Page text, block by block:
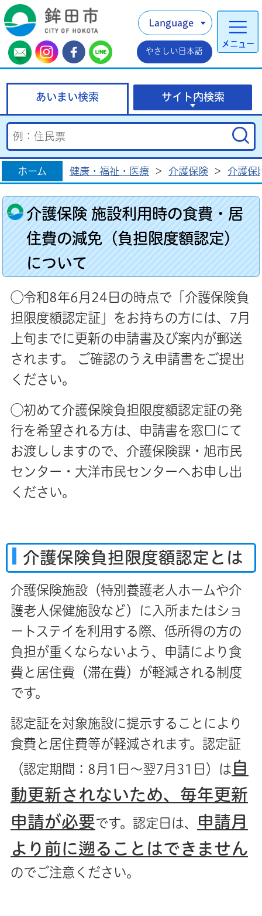
メニュー
Language
やさしい日本語
あいまい検索 サイト内検索
ホーム 健康・福祉・医療 > 介護保険 > 介護保
介護保険 施設利用時の食費・居
住費の減免（負担限度額認定）
について
◯令和8年6月24日の時点で「介護保険負
担限度額認定証」をお持ちの方には、 7月
上旬までに更新の申請書及び案内が郵送
されます。 ご確認のうえ申請書をご提出
ください。
◯初めて介護保険負担限度額認定証の発
行を希望される方は、 申請書を窓口にて
お渡ししますので、介護保険課・旭市民
センター・大洋市民センターへお申し出
ください。
介護保険負担限度額認定とは
介護保険施設（特別養護老人ホームや介
護老人保健施設など）に入所またはショ
ートステイを利用する際、低所得の方の
負担が重くならないよう、申請により食
費と居住費（滞在費）が軽減される制度
です。
認定証を対象施設に提示することにより
食費と居住費等が軽減されます。認定証
（認定期間：8月1日～翌7月31日）は 自
動更新されないため、毎年更新
申請が必要です。認定日は、
申請月
より前に遡ることはできません
のでご注意ください。